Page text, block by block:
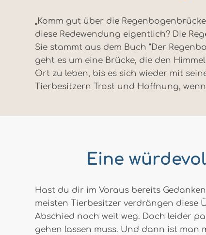
„Komm gut über die
diese Redewendung eigentlich? Die
Sie stammt aus dem Buch "Der
geht es um eine Brücke, die den
Ort zu leben, bis es sich wieder mit
Tierbesitzern Trost und Hoffnung,
Eine
Hast du dir im Voraus bereits
meisten Tierbesitzer verdrängen diese
Abschied noch weit weg. Doch leider
gehen lassen muss. Und dann ist man